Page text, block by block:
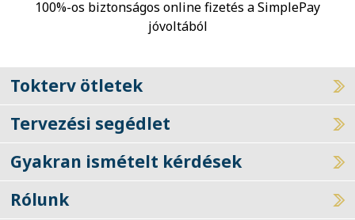
100%-os biztonságos online fizetés a SimplePay
Tokterv ötletek
Tervezési segédlet
Gyakran ismételt kérdések
Rólunk